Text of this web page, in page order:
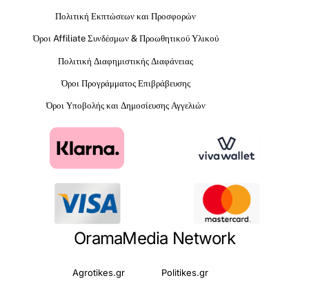
Πολιτική Εκπτώσεων και Προσφορών
Όροι Affiliate Συνδέσμων & Προωθητικού Υλικού
Πολιτική Διαφημιστικής Διαφάνειας
Όροι Προγράμματος Επιβράβευσης
Όροι Υποβολής και Δημοσίευσης Αγγελιών
OramaMedia Network
Agrotikes.gr Politikes.gr